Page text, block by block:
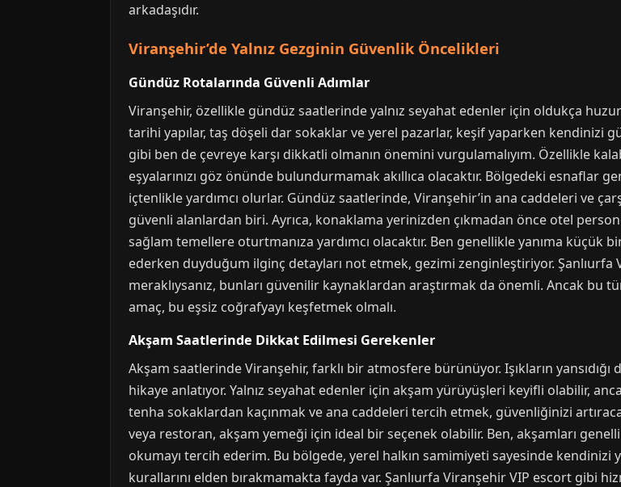
arkadaşıdır.
Viranşehir’de Yalnız Gezginin Güvenlik Öncelikleri
Gündüz Rotalarında Güvenli Adımlar
Viranşehir, özellikle gündüz saatlerinde yalnız seyahat edenler için oldukça
tarihi yapılar, taş döşeli dar sokaklar ve yerel pazarlar, keşif yaparken kendinizi
gibi ben de çevreye karşı dikkatli olmanın önemini vurgulamalıyım. Özellikle
eşyalarınızı göz önünde bulundurmamak akıllıca olacaktır. Bölgedeki esnaflar
içtenlikle yardımcı olurlar. Gündüz saatlerinde, Viranşehir’in ana caddeleri ve
güvenli alanlardan biri. Ayrıca, konaklama yerinizden çıkmadan önce otel
sağlam temellere oturtmanıza yardımcı olacaktır. Ben genellikle yanıma küçük
ederken duyduğum ilginç detayları not etmek, gezimi zenginleştiriyor.
meraklıysanız, bunları güvenilir kaynaklardan araştırmak da önemli. Ancak bu
amaç, bu eşsiz coğrafyayı keşfetmek olmalı.
Akşam Saatlerinde Dikkat Edilmesi Gerekenler
Akşam saatlerinde Viranşehir, farklı bir atmosfere bürünüyor. Işıkların
hikaye anlatıyor. Yalnız seyahat edenler için akşam yürüyüşleri keyifli olabilir,
tenha sokaklardan kaçınmak ve ana caddeleri tercih etmek, güvenliğinizi
veya restoran, akşam yemeği için ideal bir seçenek olabilir. Ben, akşamları
okumayı tercih ederim. Bu bölgede, yerel halkın samimiyeti sayesinde kendinizi
kurallarını elden bırakmamakta fayda var. Şanlıurfa Viranşehir VIP escort gibi